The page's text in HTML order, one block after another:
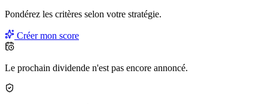
Pondérez les critères selon votre stratégie.
Créer mon score
Le prochain dividende n'est pas encore annoncé.